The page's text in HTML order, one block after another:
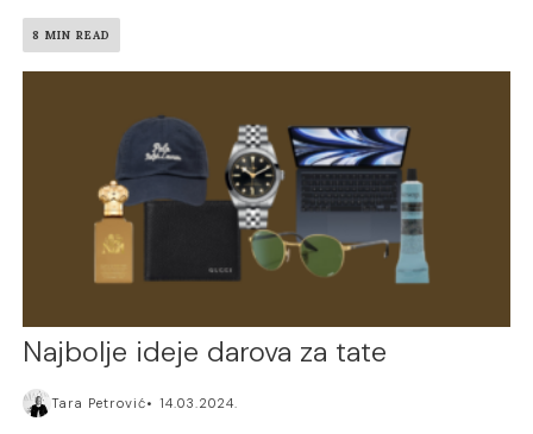
8 MIN READ
Najbolje ideje darova za tate
Tara Petrović 14.03.2024.